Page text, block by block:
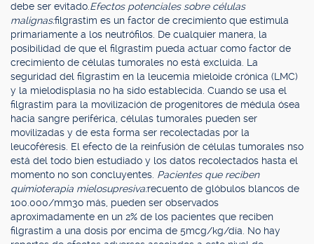
debe ser evitado. Efectos potenciales sobre células
malignas:filgrastim es un factor de crecimiento que estimula
primariamente a los neutrófilos. De cualquier manera, la
posibilidad de que el filgrastim pueda actuar como factor de
crecimiento de células tumorales no está excluida. La
seguridad del filgrastim en la leucemia mieloide crónica (LMC)
y la mielodisplasia no ha sido establecida. Cuando se usa el
filgrastim para la movilización de progenitores de médula ósea
hacia sangre periférica, células tumorales pueden ser
movilizadas y de esta forma ser recolectadas por la
leucoféresis. El efecto de la reinfusión de células tumorales nso
está del todo bien estudiado y los datos recolectados hasta el
momento no son concluyentes. Pacientes que reciben
quimioterapia mielosupresiva:recuento de glóbulos blancos de
100.000/mm3o más, pueden ser observados
aproximadamente en un 2% de los pacientes que reciben
filgrastim a una dosis por encima de 5mcg/kg/día. No hay